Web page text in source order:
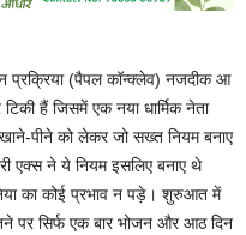
प्रक्रिया (पैपल कॉन्क्लेव) नजदीक आ
हैं जिसमें एक नया धार्मिक नेता
खाने-पीने को लेकर जो सख्त नियम बनाए
एक्स ने ये नियम इसलिए बनाए थे
का कोई प्रभाव न पड़े। शुरुआत में
पर सिर्फ एक बार भोजन और आठ दिन